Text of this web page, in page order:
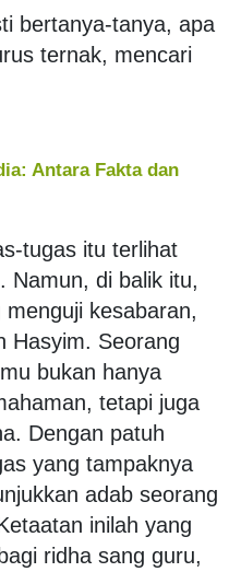
bertanya-tanya, apa
ternak, mencari
Antara Fakta dan
tugas itu terlihat
Namun, di balik itu,
kesabaran,
Hasyim. Seorang
bukan hanya
tetapi juga
Dengan patuh
yang tampaknya
adab seorang
inilah yang
ridha sang guru,